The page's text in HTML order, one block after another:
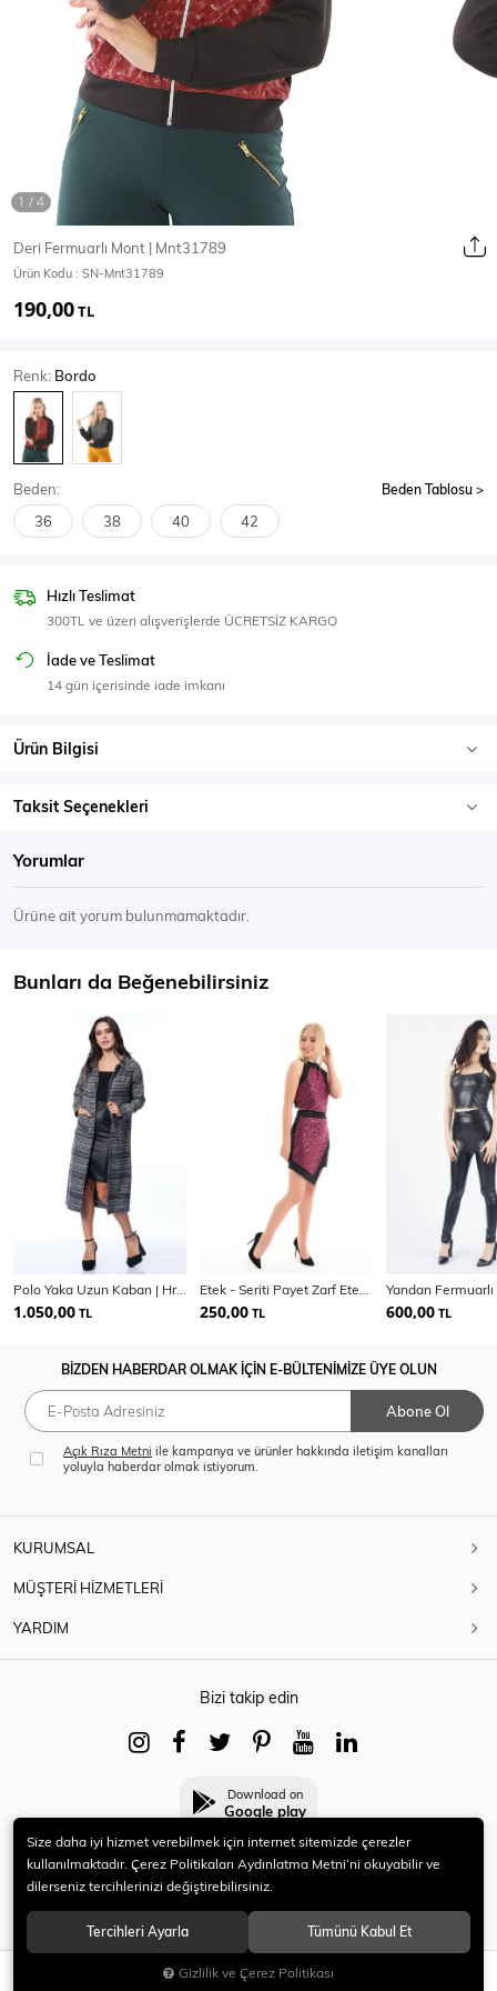
Ceket Mont & Kaban
T-SHİRT & BLUZ
T-Shirt
Body
SPOR GİYİM
Eşofman Üstü
Deri Fermuarlı Mont | Mnt31789
Ürün Kodu : SN-Mnt31789
190,00TL
Renk: Bordo
Beden: Beden Tablosu
36 38 40 42
SEPETE EKLE
Hızlı Teslimat
300TL ve üzeri alışverişlerde ÜCRETSİZ KARGO
İade ve Teslimat
14 gün içerisinde iade imkanı
Ürün Bilgisi
Taksit Seçenekleri
Yorumlar
Ürüne ait yorum bulunmamaktadır.
Bunları da Beğenebilirsiniz
Polo Yaka Uzun Kaban | Hrk13693
1.050,00 TL 250,00 TL 600,00 TL
BİZDEN HABERDAR OLMAK İÇİN E-BÜLTENİMİZE ÜYE OLUN
Abone Ol
Açık Rıza Metni ile kampanya ve ürünler hakkında iletişim kanalları
yoluyla haberdar olmak istiyorum.
KURUMSAL
MÜŞTERİ HİZMETLERİ
YARDIM
Bizi takip edin
Download on
Google play
© 2021 HERYENİ. Tüm hakları saklıdır.
Size daha iyi hizmet verebilmek için internet sitemizde çerezler
kullanılmaktadır. Çerez Politikaları Aydınlatma Metni’ni okuyabilir ve
dilerseniz tercihlerinizi değiştirebilirsiniz.
Tercihleri Ayarla Tümünü Kabul Et
Gizlilik ve Çerez Politikası